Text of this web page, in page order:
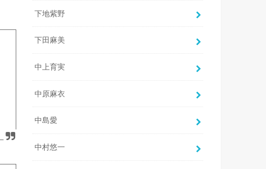
下地紫野
下田麻美
中上育実
中原麻衣
中島愛
中村悠一